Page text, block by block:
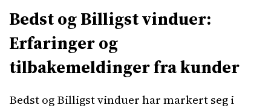
Bedst og Billigst vinduer:
Erfaringer og
tilbakemeldinger fra kunder
Bedst og Billigst vinduer har markert seg i